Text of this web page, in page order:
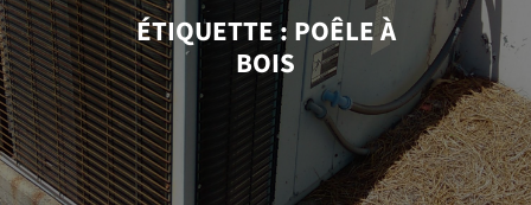
ÉTIQUETTE :POÊLE À
BOIS